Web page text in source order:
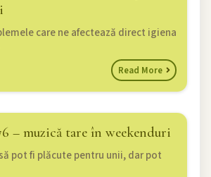
care ne afectează direct igiena
Read More
– muzică tare în weekenduri
pot fi plăcute pentru unii, dar pot